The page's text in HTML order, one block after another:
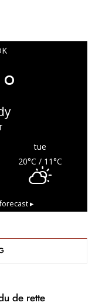
tue
20°C / 11°C
▸
de rette